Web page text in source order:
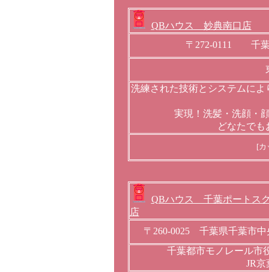
QBハウス 妙典南口店
〒272-0111 千葉
洗練された技術とシステムに
実現！洗髪・洗顔・
どなたでも
[
QBハウス 千葉ポートス
店
〒260-0025 千葉県千葉市中
千葉都市モノレール市
JR